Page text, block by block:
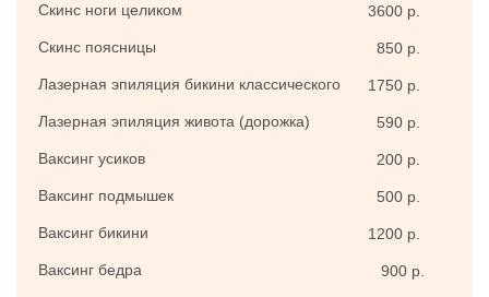
Скинс ноги целиком 3600 р.
Скинс поясницы 850 р.
Лазерная эпиляция бикини классического 1750 р.
Лазерная эпиляция живота (дорожка) 590 р.
Ваксинг усиков 200 р.
Ваксинг подмышек 500 р.
Ваксинг бикини 1200 р.
Ваксинг бедра 900 р.